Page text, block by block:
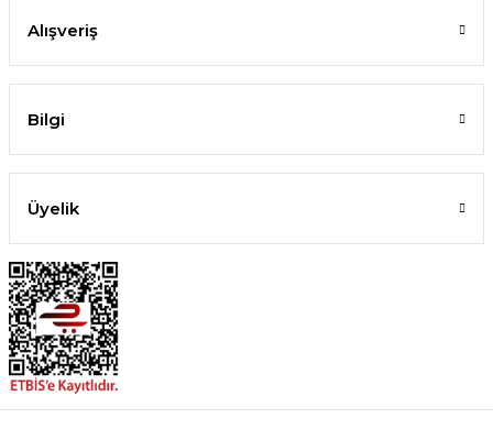
Alışveriş
Bilgi
Üyelik